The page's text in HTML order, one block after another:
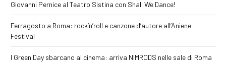
Giovanni Pernice al Teatro Sistina con Shall We Dance!
Ferragosto a Roma: rock’n’roll e canzone d’autore all’Aniene
Festival
I Green Day sbarcano al cinema: arriva NIMRODS nelle sale di Roma